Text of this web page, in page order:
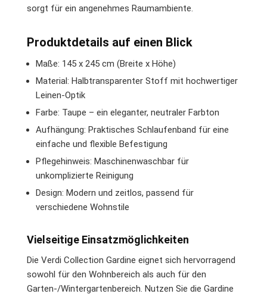
sorgt für ein angenehmes Raumambiente.
Produktdetails auf einen Blick
Maße: 145 x 245 cm (Breite x Höhe)
Material: Halbtransparenter Stoff mit hochwertiger
Leinen-Optik
Farbe: Taupe – ein eleganter, neutraler Farbton
Aufhängung: Praktisches Schlaufenband für eine
einfache und flexible Befestigung
Pflegehinweis: Maschinenwaschbar für
unkomplizierte Reinigung
Design: Modern und zeitlos, passend für
verschiedene Wohnstile
Vielseitige Einsatzmöglichkeiten
Die Verdi Collection Gardine eignet sich hervorragend
sowohl für den Wohnbereich als auch für den
Garten-/Wintergartenbereich. Nutzen Sie die Gardine